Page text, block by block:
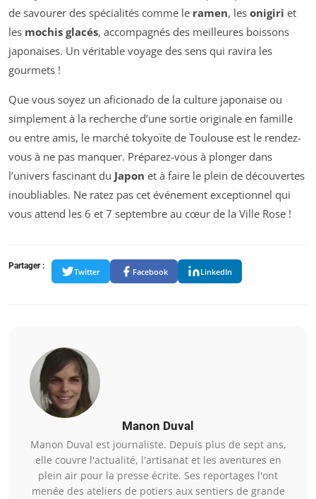
de savourer des spécialités comme le ramen, les onigiri et
les mochis glacés, accompagnés des meilleures boissons
japonaises. Un véritable voyage des sens qui ravira les
gourmets !
Que vous soyez un aficionado de la culture japonaise ou
simplement à la recherche d’une sortie originale en famille
ou entre amis, le marché tokyoïte de Toulouse est le rendez-
vous à ne pas manquer. Préparez-vous à plonger dans
l’univers fascinant du Japon et à faire le plein de découvertes
inoubliables. Ne ratez pas cet événement exceptionnel qui
vous attend les 6 et 7 septembre au cœur de la Ville Rose !
Partager :
Twitter Facebook LinkedIn
Manon Duval
Manon Duval est journaliste. Depuis plus de sept ans,
elle couvre l'actualité, l'artisanat et les aventures en
plein air pour la presse écrite. Ses reportages l'ont
menée des ateliers de potiers aux sentiers de grande